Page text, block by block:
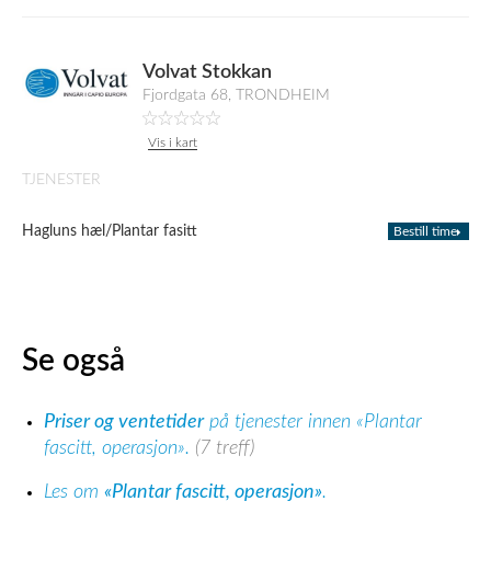
Volvat Stokkan
Fjordgata 68, TRONDHEIM
Vis i kart
TJENESTER
Hagluns hæl/Plantar fasitt Bestill time
Se også
Priser og ventetiderpå tjenester innen «Plantar
fascitt, operasjon». (7 treff)
Les om «Plantar fascitt, operasjon».